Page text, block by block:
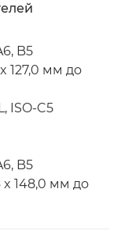
B5
127,0 мм до
ISO-C5
B5
x 148,0 мм до